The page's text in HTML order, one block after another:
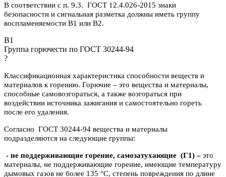
В соответствии с п. 9.3. ГОСТ 12.4.026-2015 знаки
безопасности и сигнальная разметка должны иметь группу
воспламеняемости В1 или В2.
B1
Группа горючести по ГОСТ 30244-94
?
Классификационная характеристика способности веществ и
материалов к горению. Горючие – это вещества и материалы,
способные самовозгораться, а также возгораться при
воздействии источника зажигания и самостоятельно гореть
после его удаления.
Согласно ГОСТ 30244-94 вещества и материалы
подразделяются на следующие группы:
- не поддерживающие горение, самозатухающие (Г1) – это
материалы, не поддерживающие горение, имеющие температуру
дымовых газов не более 135 °C, степень повреждения по длине